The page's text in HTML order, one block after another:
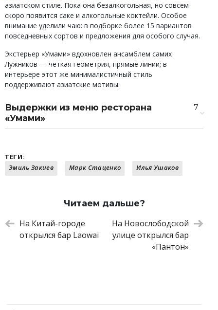
азиатском стиле. Пока она безалкогольная, но совсем
скоро появится саке и алкогольные коктейли. Особое
внимание уделили чаю: в подборке более 15 вариантов
повседневных сортов и предложения для особого случая.
Экстерьер «Умами» вдохновлен ансамблем самих
Лужников — четкая геометрия, прямые линии; в
интерьере этот же минималистичный стиль
поддерживают азиатские мотивы.
Выдержки из меню ресторана
«Умами»
7
Маринованный тунец, фенхель,
имбирный соус
Лапша, цыпленок, кунжут, соус терияки
Угольная рыба в бангкокском карри
860 ₽
Десерт: вишня, кокосовый крем, тертый
шоколад
450 ₽
ТЕГИ:
Эмиль Закиев
Марк Стаценко Илья Ушаков
Читаем дальше?
На Китай-городе
открылся бар Laowai
На Новослободской
улице открылся бар
«Пантон»